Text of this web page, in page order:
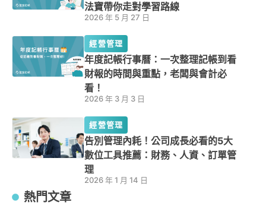
法寶帶你走對學習路線
2026 年 5 月 27 日
經營管理
年度記帳行事曆：一次整理記帳到看
財報的時間與重點，老闆與會計必
看！
2026 年 3 月 3 日
經營管理
告別管理內耗！公司成長必看的5大
數位工具推薦：財務、人資、訂單管
理
2026 年 1 月 14 日
熱門文章